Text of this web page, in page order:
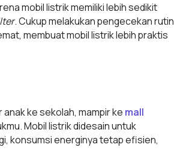
mobil listrik memiliki lebih sedikit
. Cukup melakukan pengecekan rutin
membuat mobil listrik lebih praktis
ke sekolah, mampir ke mall
Mobil listrik didesain untuk
konsumsi energinya tetap efisien,